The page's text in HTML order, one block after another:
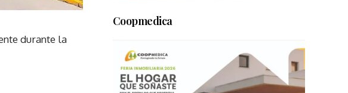
durante la
Coopmedica